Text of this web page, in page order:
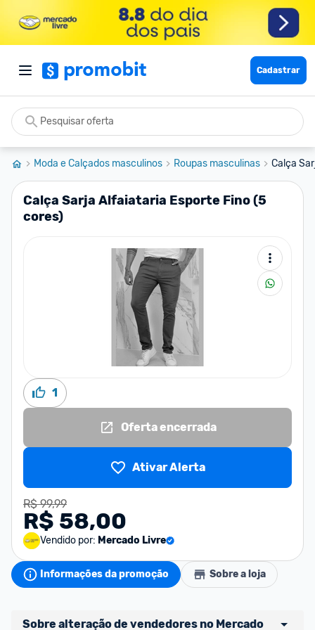
Cadastrar
Moda e Calçados masculinos Roupas masculinas Calça
Calça Sarja Alfaiataria Esporte Fino (5
cores)
1
Oferta encerrada
Ativar Alerta
R$ 99,99
R$ 58,00
Vendido por: Mercado Livre
Informações da promoção Sobre a loja
Sobre alteração de vendedores no Mercado